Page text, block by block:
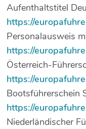
Aufenthaltstitel
https://
Personalausweis
https://
Österreich-
https://
Bootsführerschein
https://
Niederländischer